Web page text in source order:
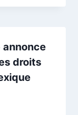
annonce
droits